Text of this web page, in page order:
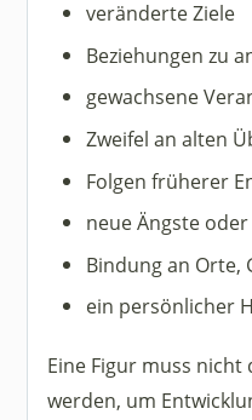
veränderte Ziele
Beziehungen zu
gewachsene
Zweifel an alten
Folgen früherer
neue Ängste
Bindung an Orte,
ein persönlicher
Eine Figur muss
werden, um